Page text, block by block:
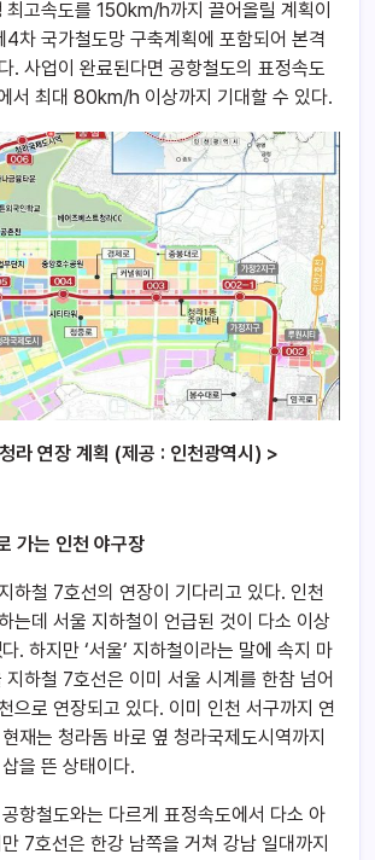
최고속도를 150km/h까지 끌어올릴 계획이
4차 국가철도망 구축계획에 포함되어 본격
. 사업이 완료된다면 공항철도의 표정속도
서 최대 80km/h 이상까지 기대할 수 있다.
라 연장 계획 (제공 : 인천광역시) >
가는 인천 야구장
하철 7호선의 연장이 기다리고 있다. 인천
는데 서울 지하철이 언급된 것이 다소 이상
. 하지만 ‘서울’ 지하철이라는 말에 속지 마
하철 7호선은 이미 서울 시계를 한참 넘어
으로 연장되고 있다. 이미 인천 서구까지 연
재는 청라돔 바로 옆 청라국제도시역까지
을 뜬 상태이다.
항철도와는 다르게 표정속도에서 다소 아
7호선은 한강 남쪽을 거쳐 강남 일대까지